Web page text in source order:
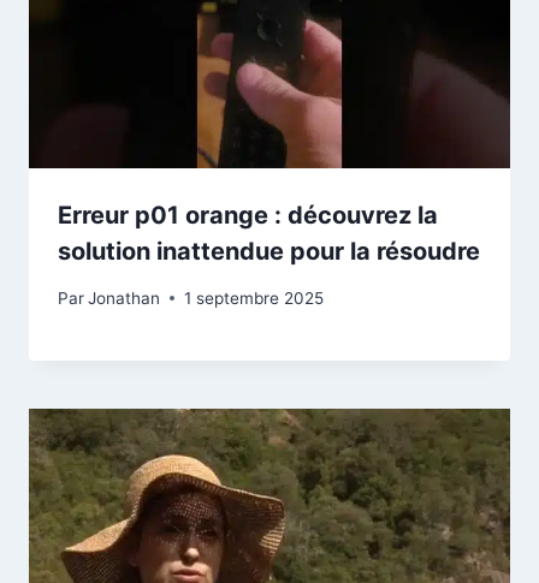
Erreur p01 orange : découvrez la
solution inattendue pour la résoudre
ParJonathan 1 septembre 2025